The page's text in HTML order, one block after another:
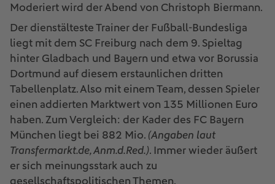
Moderiert wird der Abend von Christoph Biermann.
Der dienstälteste Trainer der Fußball-Bundesliga
liegt mit dem SC Freiburg nach dem 9. Spieltag
hinter Gladbach und Bayern und etwa vor Borussia
Dortmund auf diesem erstaunlichen dritten
Tabellenplatz. Also mit einem Team, dessen Spieler
einen addierten Marktwert von 135 Millionen Euro
haben. Zum Vergleich: der Kader des FC Bayern
München liegt bei 882 Mio. (Angaben laut
Transfermarkt.de, Anm.d.Red.). Immer wieder äußert
er sich meinungsstark auch zu
gesellschaftspolitischen Themen.